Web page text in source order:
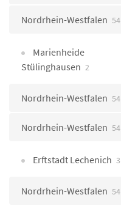
Nordrhein-Westfalen 54
Marienheide
Stülinghausen 2
Nordrhein-Westfalen 54
Nordrhein-Westfalen 54
Erftstadt Lechenich 3
Nordrhein-Westfalen 54